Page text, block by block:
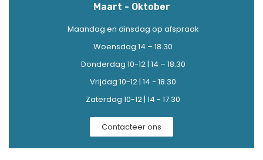
Maart - Oktober
Maandag en dinsdag op afspraak
Woensdag 14 – 18.30
Donderdag 10-12 | 14 – 18.30
Vrijdag 10-12 | 14 - 18.30
Zaterdag 10-12 | 14 - 17.30
Contacteer ons